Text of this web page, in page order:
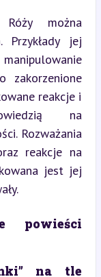
Róży można
Przykłady jej
zakorzenione
reakcje i
na
Rozważania
reakcje na
jest jej
powieści
na tle